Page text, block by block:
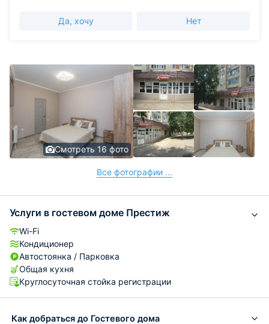
Да, хочу Нет
Смотреть 16 фото
Все фотографии ...
Услуги в гостевом доме Престиж
Wi-Fi
Кондиционер
Автостоянка / Парковка
Общая кухня
Круглосуточная стойка регистрации
Как добраться до Гостевого дома